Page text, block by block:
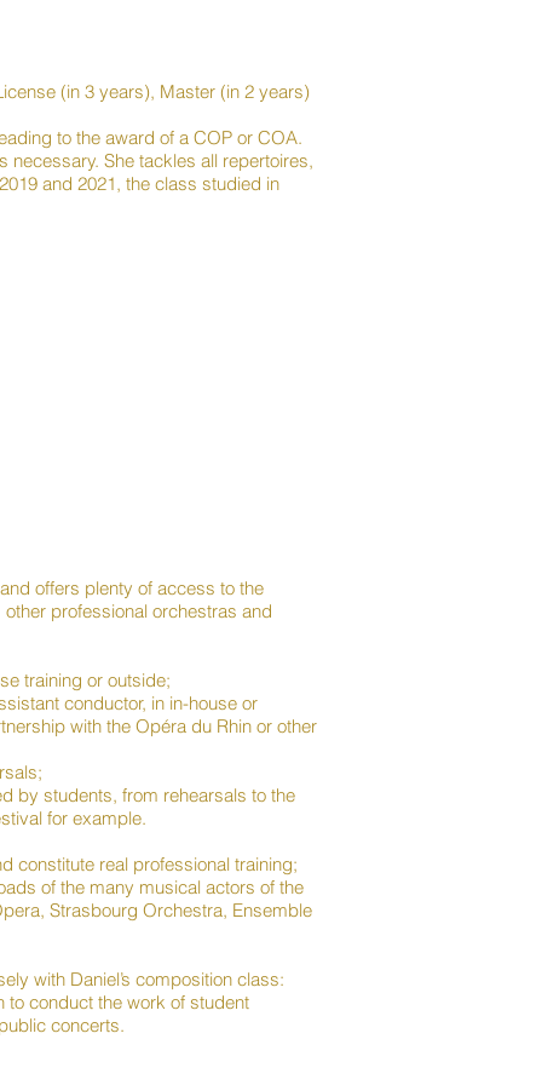
(in 3 years), Master (in 2 years)
to the award of a COP or COA.
She tackles all repertoires,
and 2021, the class studied in
offers plenty of access to the
professional orchestras and
training or outside;
conductor, in in-house or
with the Opéra du Rhin or other
by students, from rehearsals to the
for example.
constitute real professional training;
of the many musical actors of the
Strasbourg Orchestra, Ensemble
with Daniel’s composition class:
to conduct the work of student
concerts.